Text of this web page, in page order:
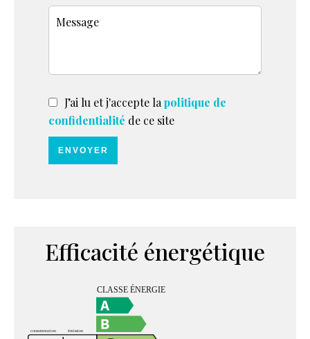
J’ai lu et j'accepte la politique de
confidentialité de ce site
ENVOYER
Efficacité énergétique